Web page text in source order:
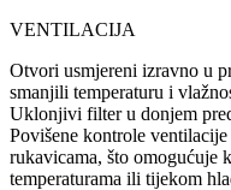
VENTILACIJA
Otvori usmjereni izravno u
smanjili temperaturu i
Uklonjivi filter u donjem
Povišene kontrole
rukavicama, što omogućuje
temperaturama ili tijekom